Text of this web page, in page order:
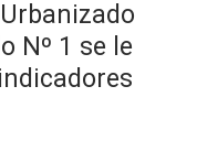
Nº 1 se le